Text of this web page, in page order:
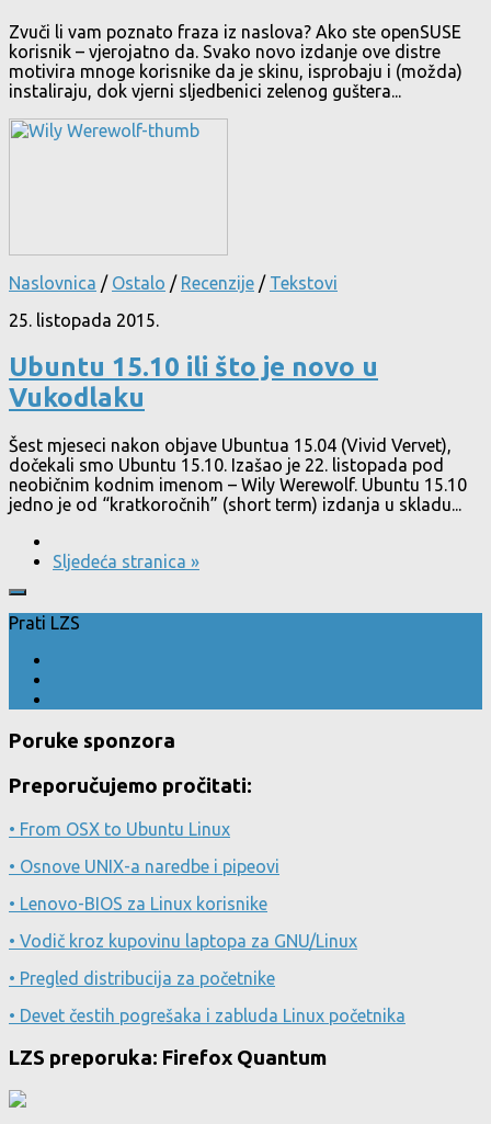
Zvuči li vam poznato fraza iz naslova? Ako ste openSUSE
korisnik – vjerojatno da. Svako novo izdanje ove distre
motivira mnoge korisnike da je skinu, isprobaju i (možda)
instaliraju, dok vjerni sljedbenici zelenog guštera...
Naslovnica / Ostalo / Recenzije / Tekstovi
25. listopada 2015.
Ubuntu 15.10 ili što je novo u
Vukodlaku
Šest mjeseci nakon objave Ubuntua 15.04 (Vivid Vervet),
dočekali smo Ubuntu 15.10. Izašao je 22. listopada pod
neobičnim kodnim imenom – Wily Werewolf. Ubuntu 15.10
jedno je od “kratkoročnih” (short term) izdanja u skladu...
Sljedeća stranica »
Prati LZS
Poruke sponzora
Preporučujemo pročitati:
• From OSX to Ubuntu Linux
• Osnove UNIX-a naredbe i pipeovi
• Lenovo-BIOS za Linux korisnike
• Vodič kroz kupovinu laptopa za GNU/Linux
• Pregled distribucija za početnike
• Devet čestih pogrešaka i zabluda Linux početnika
LZS preporuka: Firefox Quantum